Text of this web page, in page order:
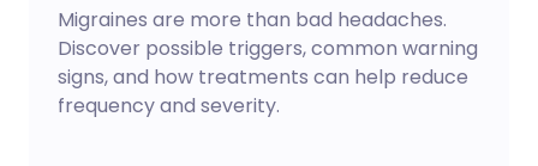
Migraines are more than bad headaches.
Discover possible triggers, common warning
signs, and how treatments can help reduce
frequency and severity.